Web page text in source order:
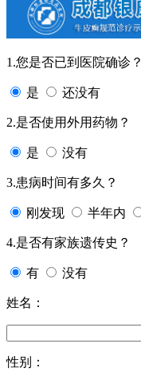
1.您是否已到医院确诊？
是 还没有
2.是否使用外用药物？
是 没有
3.患病时间有多久？
刚发现 半年内
4.是否有家族遗传史？
有 没有
姓名：
性别：